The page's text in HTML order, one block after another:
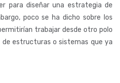
para diseñar una estrategia de
poco se ha dicho sobre los
trabajar desde otro polo
estructuras o sistemas que ya